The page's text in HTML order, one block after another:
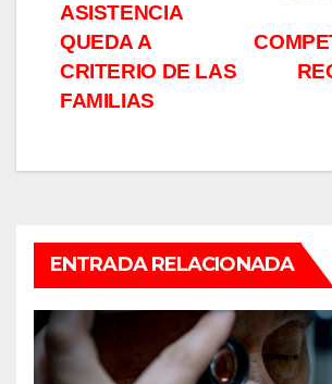
ASISTENCIA
QUEDA A
CRITERIO DE LAS
FAMILIAS
ENTRADA RELACIONADA